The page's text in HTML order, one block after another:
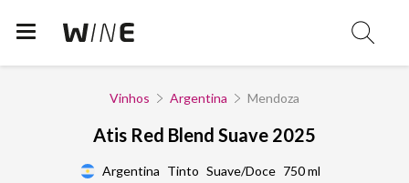
Vinhos Argentina Mendoza
Atis Red Blend Suave 2025
Argentina Tinto Suave/Doce 750 ml